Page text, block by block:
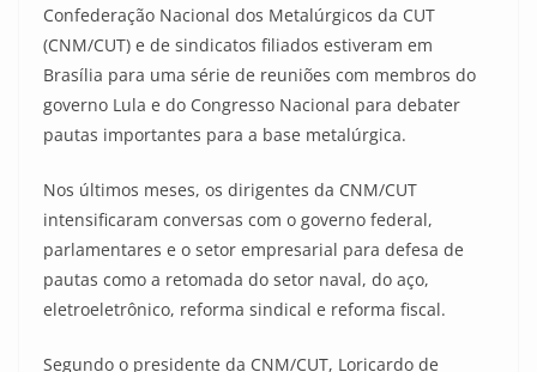
Confederação Nacional dos Metalúrgicos da CUT
(CNM/CUT) e de sindicatos filiados estiveram em
Brasília para uma série de reuniões com membros do
governo Lula e do Congresso Nacional para debater
pautas importantes para a base metalúrgica.
Nos últimos meses, os dirigentes da CNM/CUT
intensificaram conversas com o governo federal,
parlamentares e o setor empresarial para defesa de
pautas como a retomada do setor naval, do aço,
eletroeletrônico, reforma sindical e reforma fiscal.
Segundo o presidente da CNM/CUT, Loricardo de